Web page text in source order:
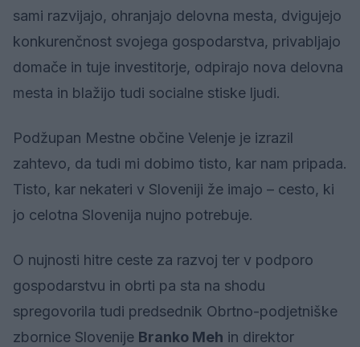
sami razvijajo, ohranjajo delovna mesta, dvigujejo
konkurenčnost svojega gospodarstva, privabljajo
domače in tuje investitorje, odpirajo nova delovna
mesta in blažijo tudi socialne stiske ljudi.
Podžupan Mestne občine Velenje je izrazil
zahtevo, da tudi mi dobimo tisto, kar nam pripada.
Tisto, kar nekateri v Sloveniji že imajo – cesto, ki
jo celotna Slovenija nujno potrebuje.
O nujnosti hitre ceste za razvoj ter v podporo
gospodarstvu in obrti pa sta na shodu
spregovorila tudi predsednik Obrtno-podjetniške
zbornice Slovenije Branko Meh in direktor